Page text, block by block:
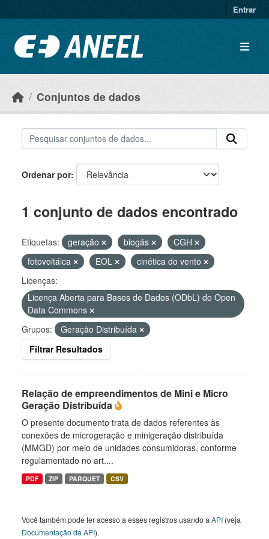
Entrar
Conjuntos de dados
Ordenar por
1 conjunto de dados encontrado
Etiquetas: geração biogás
CGH
fotovoltáica
EOL
cinética do vento
Licenças:
Licença Aberta para Bases de Dados (ODbL) do Open
Data Commons
Grupos:
Geração Distribuída
Filtrar Resultados
Relação de empreendimentos de Mini e Micro
Geração Distribuída
O presente documento trata de dados referentes às
conexões de microgeração e minigeração distribuída
(MMGD) por meio de unidades consumidoras, conforme
regulamentado no art....
PDF ZIP PARQUET CSV
Você também pode ter acesso a esses registros usando a API (veja
Documentação da API).